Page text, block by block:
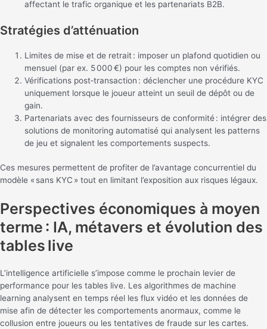
affectant le trafic organique et les partenariats B2B.
Stratégies d’atténuation
Limites de mise et de retrait : imposer un plafond quotidien ou
mensuel (par ex. 5 000 €) pour les comptes non vérifiés.
Vérifications post‑transaction : déclencher une procédure KYC
uniquement lorsque le joueur atteint un seuil de dépôt ou de
gain.
Partenariats avec des fournisseurs de conformité : intégrer des
solutions de monitoring automatisé qui analysent les patterns
de jeu et signalent les comportements suspects.
Ces mesures permettent de profiter de l’avantage concurrentiel du
modèle « sans KYC » tout en limitant l’exposition aux risques légaux.
Perspectives économiques à moyen
terme : IA, métavers et évolution des
tables live
L’intelligence artificielle s’impose comme le prochain levier de
performance pour les tables live. Les algorithmes de machine
learning analysent en temps réel les flux vidéo et les données de
mise afin de détecter les comportements anormaux, comme le
collusion entre joueurs ou les tentatives de fraude sur les cartes.